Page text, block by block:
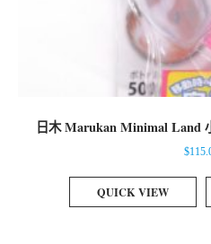
日木 Marukan Minimal Land
$
QUICK VIEW